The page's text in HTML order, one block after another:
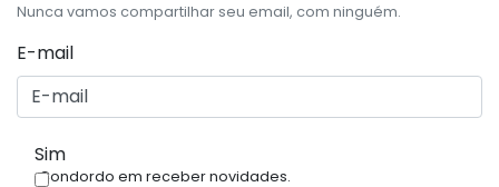
Nunca vamos compartilhar seu email, com ninguém.
E-mail
Sim
Condordo em receber novidades.